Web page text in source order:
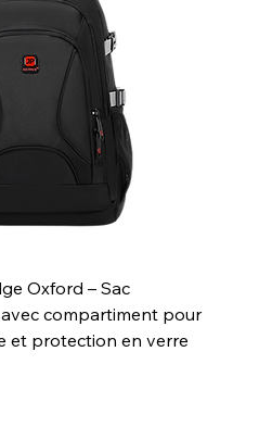
Oxford – Sac
compartiment pour
et protection en verre